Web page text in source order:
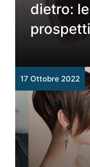
dietro:
17 Ottobre 2022